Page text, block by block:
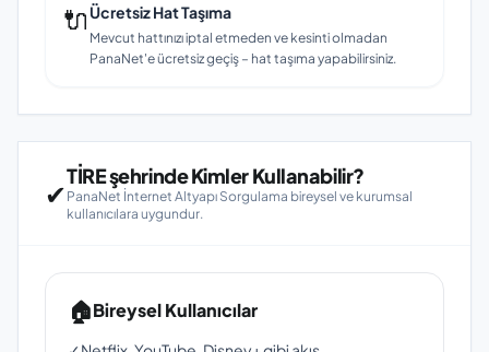
🔌Ücretsiz Hat Taşıma
Mevcut hattınızı iptal etmeden ve kesinti olmadan
PanaNet'e ücretsiz geçiş – hat taşıma yapabilirsiniz.
✔
TİRE şehrinde Kimler Kullanabilir?
PanaNet İnternet Altyapı Sorgulama bireysel ve kurumsal
kullanıcılara uygundur.
🏠Bireysel Kullanıcılar